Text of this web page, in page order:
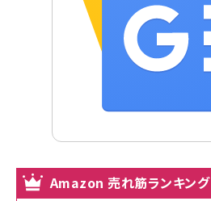
Amazon 売れ筋ランキング